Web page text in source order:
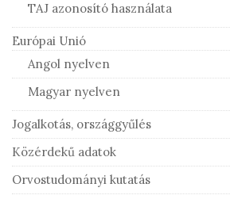
TAJ azonosító használata
Európai Unió
Angol nyelven
Magyar nyelven
Jogalkotás, országgyűlés
Közérdekű adatok
Orvostudományi kutatás